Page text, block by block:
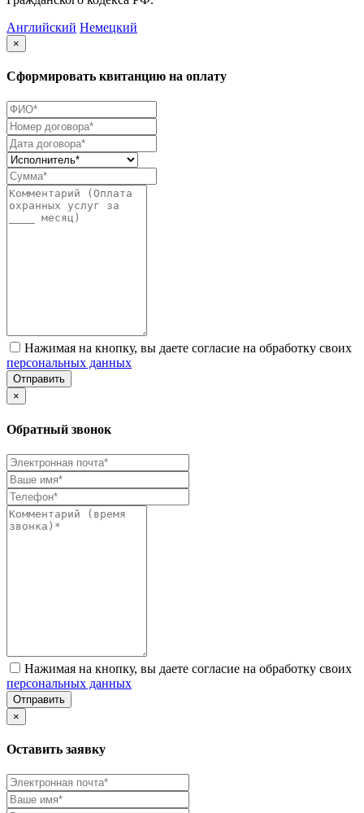
Английский Немецкий
×
Сформировать квитанцию на оплату
Нажимая на кнопку, вы даете согласие на обработку своих
персональных данных
Отправить
×
Обратный звонок
Нажимая на кнопку, вы даете согласие на обработку своих
персональных данных
Отправить
×
Оставить заявку